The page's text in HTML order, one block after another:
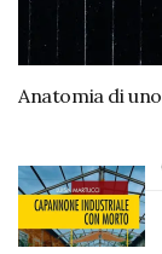
Anatomia di